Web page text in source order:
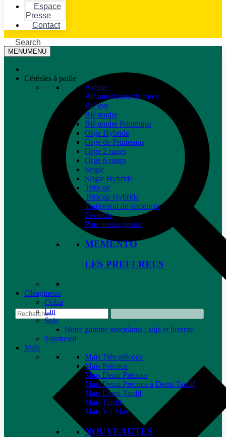
Espace
Presse
Contact
Search
MENUMENU
Céréales à paille
Avoine
Blé améliorant de force
Blé dur
Blé tendre
Blé tendre Printemps
Orge Hybride
Orge de Printemps
Orge 2 rangs
Orge 6 rangs
Seigle
Seigle Hybride
Triticale
Triticale Hybride
Traitement de semences
Féverole
Pois protéagineux
MEMENTO
LES PREFEREES
Oléagineux
Colza
Lin
Soja
Notre gamme inoculants : soja et luzerne
Tournesol
Maïs
Maïs Très précoce
Maïs Précoce
Maïs Demi-Précoce
Maïs Demi-Précoce à Demi-Tardif
Maïs Demi-Tardif
Maïs Tardif
Maïs V2 Max
NOUVEAUTES